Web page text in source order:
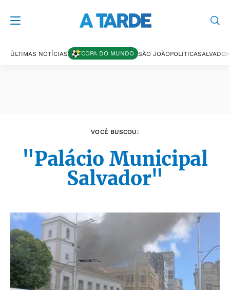
ÚLTIMAS NOTÍCIAS COPA DO MUNDO SÃO JOÃOPOLÍTICASALVADOR
VOCÊ BUSCOU:
"Palácio Municipal
Salvador"